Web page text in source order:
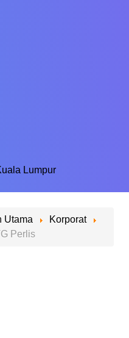
Lumpur
Utama
Korporat
Perlis